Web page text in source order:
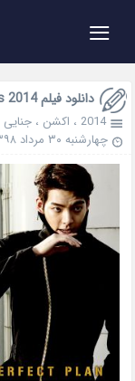
≡
دانلود فیلم The Con Artists 2014
2014 ، اکشن ،جنایی
چهارشنبه ۳۰ مرداد ۱۳۹۸